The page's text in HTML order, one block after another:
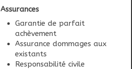
Assurances
Garantie de parfait
achèvement
Assurance dommages aux
existants
Responsabilité civile